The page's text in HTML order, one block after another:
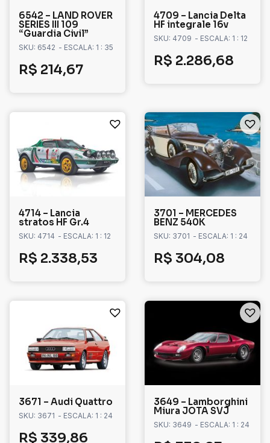
6542 – LAND ROVER
SERIES III 109
“Guardia Civil”
SKU: 6542 - ESCALA: 1 : 35
R$ 214,67
4709 – Lancia Delta
HF integrale 16v
SKU: 4709 - ESCALA: 1 : 12
R$ 2.286,68
4714 – Lancia
stratos HF Gr.4
SKU: 4714 - ESCALA: 1 : 12
R$ 2.338,53
3701 – MERCEDES
BENZ 540K
SKU: 3701 - ESCALA: 1 : 24
R$ 304,08
3671 – Audi Quattro
SKU: 3671 - ESCALA: 1 : 24
R$ 339,86
3649 – Lamborghini
Miura JOTA SVJ
SKU: 3649 - ESCALA: 1 : 24